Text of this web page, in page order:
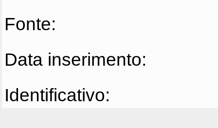
Fonte:
Data inserimento:
Identificativo: